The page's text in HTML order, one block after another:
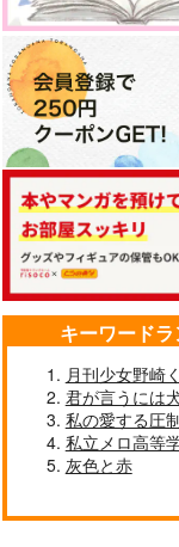
僕らの結婚報告
七ノ蔵
787円
五条悟×虎杖悠仁
サンプル
作品詳細
472円（税込）
呪術廻戦
五条悟×虎杖悠仁
サンプル
カート
キーワード
月刊少女野崎
君が言うには
私の愛する圧
私立メロ高等
灰色と赤